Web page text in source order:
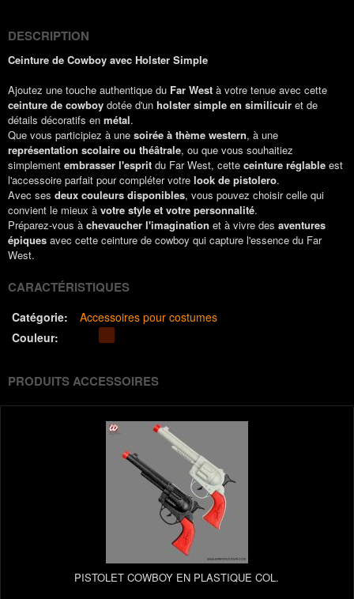
DESCRIPTION
Ceinture de Cowboy avec Holster Simple
Ajoutez une touche authentique du Far West à votre tenue avec cette
ceinture de cowboy dotée d'un holster simple en similicuir et de
détails décoratifs en métal.
Que vous participiez à une soirée à thème western, à une
représentation scolaire ou théâtrale, ou que vous souhaitiez
simplement embrasser l'esprit du Far West, cette ceinture réglable est
l'accessoire parfait pour compléter votre look de pistolero.
Avec ses deux couleurs disponibles, vous pouvez choisir celle qui
convient le mieux à votre style et votre personnalité.
Préparez-vous à chevaucher l'imagination et à vivre des aventures
épiques avec cette ceinture de cowboy qui capture l'essence du Far
West.
CARACTÉRISTIQUES
Catégorie:
Accessoires pour costumes
Couleur:
PRODUITS ACCESSOIRES
PISTOLET COWBOY EN PLASTIQUE COL.